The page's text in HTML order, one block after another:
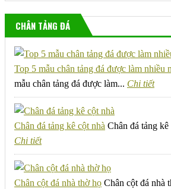
CHÂN TẢNG ĐÁ
Top 5 mẫu chân tảng đá được làm nhiều
mẫu chân tảng đá được làm... Chi tiết
Chân đá tảng kê cột nhà Chân đá tảng
Chi tiết
Chân cột đá nhà thờ họ Chân cột đá nhà